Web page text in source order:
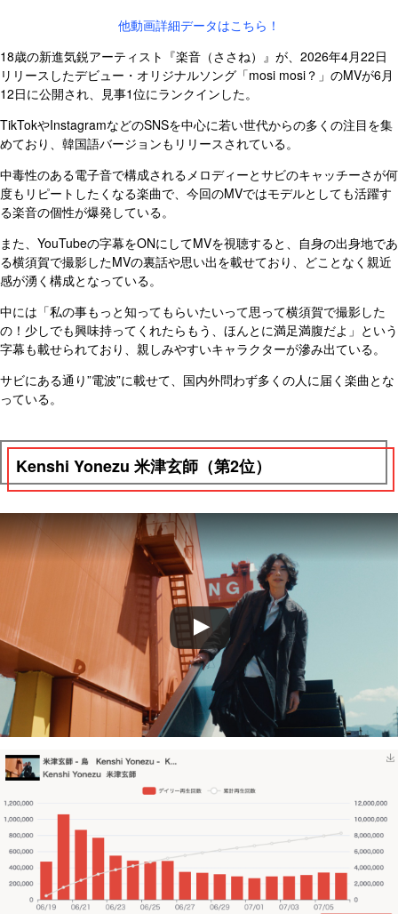
他動画詳細データはこちら！
18歳の新進気鋭アーティスト『楽音（ささね）』が、2026年4月22日
リリースしたデビュー・オリジナルソング「mosi mosi？」のMVが6月
12日に公開され、見事1位にランクインした。
TikTokやInstagramなどのSNSを中心に若い世代からの多くの注目を集
めており、韓国語バージョンもリリースされている。
中毒性のある電子音で構成されるメロディーとサビのキャッチーさが何
度もリピートしたくなる楽曲で、今回のMVではモデルとしても活躍す
る楽音の個性が爆発している。
また、YouTubeの字幕をONにしてMVを視聴すると、自身の出身地であ
る横須賀で撮影したMVの裏話や思い出を載せており、どことなく親近
感が湧く構成となっている。
中には「私の事もっと知ってもらいたいって思って横須賀で撮影した
の！少しでも興味持ってくれたらもう、ほんとに満足満腹だよ」という
字幕も載せられており、親しみやすいキャラクターが滲み出ている。
サビにある通り”電波”に載せて、国内外問わず多くの人に届く楽曲とな
っている。
Kenshi Yonezu 米津玄師（第2位）